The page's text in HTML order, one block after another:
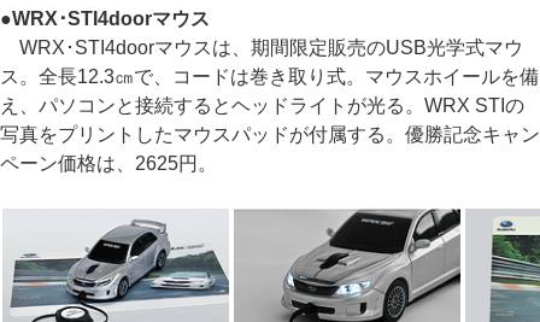
●WRX･STI4doorマウス
WRX･STI4doorマウスは、期間限定販売のUSB光学式マウ
ス。全長12.3㎝で、コードは巻き取り式。マウスホイールを備
え、パソコンと接続するとヘッドライトが光る。WRX STIの
写真をプリントしたマウスパッドが付属する。優勝記念キャン
ペーン価格は、2625円。